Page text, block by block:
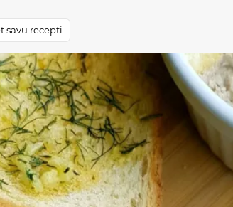
savu recepti